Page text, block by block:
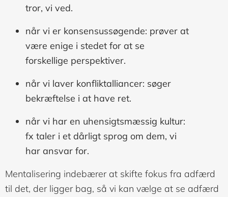
tror, vi ved.
når vi er konsensussøgende: prøver at
være enige i stedet for at se
forskellige perspektiver.
når vi laver konfliktalliancer: søger
bekræftelse i at have ret.
når vi har en uhensigtsmæssig kultur:
fx taler i et dårligt sprog om dem, vi
har ansvar for.
Mentalisering indebærer at skifte fokus fra adfærd
til det, der ligger bag, så vi kan vælge at se adfærd